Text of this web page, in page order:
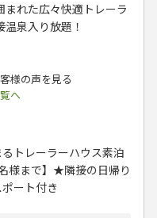
れた広々快適トレーラ
泉入り放題！
様の声を見る
へ
トレーラーハウス素泊
様まで】★隣接の日帰り
ート付き